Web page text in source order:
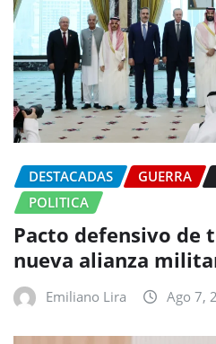
DESTACADAS GUERRA
POLITICA
Pacto defensivo de
nueva alianza
Emiliano Lira Ago 7,